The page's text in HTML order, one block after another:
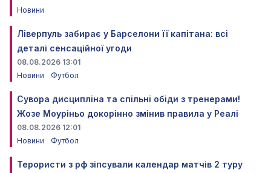
Новини
Ліверпуль забирає у Барселони її капітана: всі
деталі сенсаційної угоди
08.08.2026 13:01
Новини
Футбол
Сувора дисципліна та спільні обіди з тренерами!
Жозе Моуріньо докорінно змінив правила у Реалі
08.08.2026 12:01
Новини
Футбол
Терористи з рф зіпсували календар матчів 2 туру